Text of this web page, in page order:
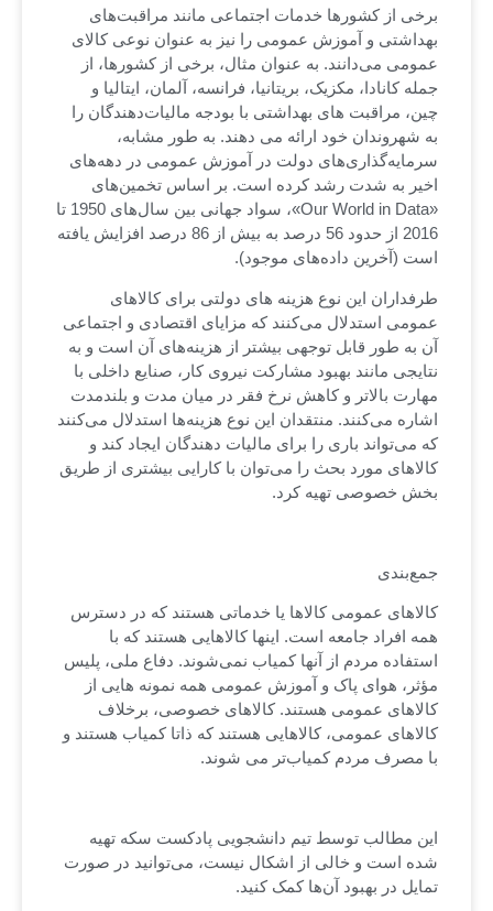
برخی از کشورها خدمات اجتماعی مانند مراقبت‌های
بهداشتی و آموزش عمومی را نیز به عنوان نوعی کالای
عمومی می‌دانند. به عنوان مثال، برخی از کشورها، از
جمله کانادا، مکزیک، بریتانیا، فرانسه، آلمان، ایتالیا و
چین، مراقبت های بهداشتی با بودجه مالیات‌دهندگان را
به شهروندان خود ارائه می دهند. به طور مشابه،
سرمایه‌گذاری‌های دولت در آموزش عمومی در دهه‌های
اخیر به شدت رشد کرده است. بر اساس تخمین‌های
«Our World in Data»، سواد جهانی بین سال‌های 1950 تا
2016 از حدود 56 درصد به بیش از 86 درصد افزایش یافته
است (آخرین داده‌های موجود).
طرفداران این نوع هزینه های دولتی برای کالاهای
عمومی استدلال می‌کنند که مزایای اقتصادی و اجتماعی
آن به طور قابل توجهی بیشتر از هزینه‌های آن است و به
نتایجی مانند بهبود مشارکت نیروی کار، صنایع داخلی با
مهارت بالاتر و کاهش نرخ فقر در میان مدت و بلندمدت
اشاره می‌کنند. منتقدان این نوع هزینه‌ها استدلال می‌کنند
که می‌تواند باری را برای مالیات دهندگان ایجاد کند و
کالاهای مورد بحث را می‌توان با کارایی بیشتری از طریق
بخش خصوصی تهیه کرد.
جمع‌بندی
کالاهای عمومی کالاها یا خدماتی هستند که در دسترس
همه افراد جامعه است. اینها کالاهایی هستند که با
استفاده مردم از آنها کمیاب نمی‌شوند. دفاع ملی، پلیس
مؤثر، هوای پاک و آموزش عمومی همه نمونه هایی از
کالاهای عمومی هستند. کالاهای خصوصی، برخلاف
کالاهای عمومی، کالاهایی هستند که ذاتا کمیاب هستند و
با مصرف مردم کمیاب‌تر می شوند.
این مطالب توسط تیم دانشجویی پادکست سکه تهیه
شده است و خالی از اشکال نیست، می‌توانید در صورت
تمایل در بهبود آن‌ها کمک کنید.